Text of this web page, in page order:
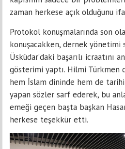
zaman herkese açık olduğunu
Protokol konuşmalarında son
konuşacakken, dernek yönetimi
Üsküdar’daki başarılı icraatını
gösterimi yaptı. Hilmi Türkmen
hem İslam dininde hem de
yapan sözler sarf ederek, bu
emeği geçen başta başkan
herkese teşekkür etti.